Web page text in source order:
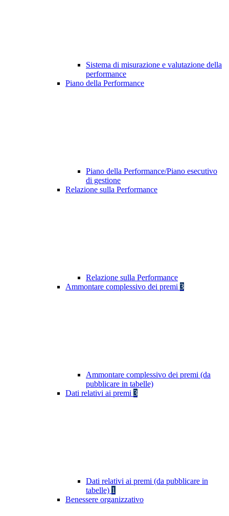
Sistema di misurazione e valutazione della
performance
Piano della Performance
Piano della Performance/Piano esecutivo
di gestione
Relazione sulla Performance
Relazione sulla Performance
Ammontare complessivo dei premi 3
Ammontare complessivo dei premi (da
pubblicare in tabelle)
Dati relativi ai premi 3
Dati relativi ai premi (da pubblicare in
tabelle) 1
Benessere organizzativo